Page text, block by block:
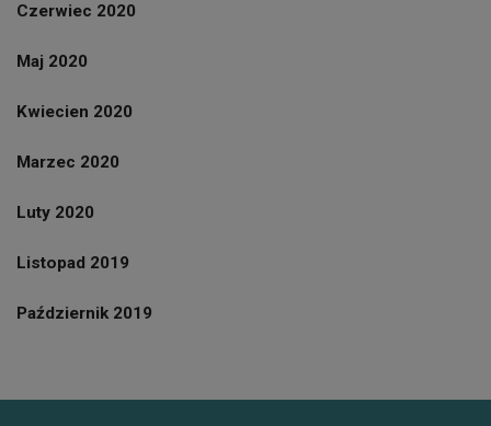
Czerwiec 2020
Maj 2020
Kwiecien 2020
Marzec 2020
Luty 2020
Listopad 2019
Październik 2019